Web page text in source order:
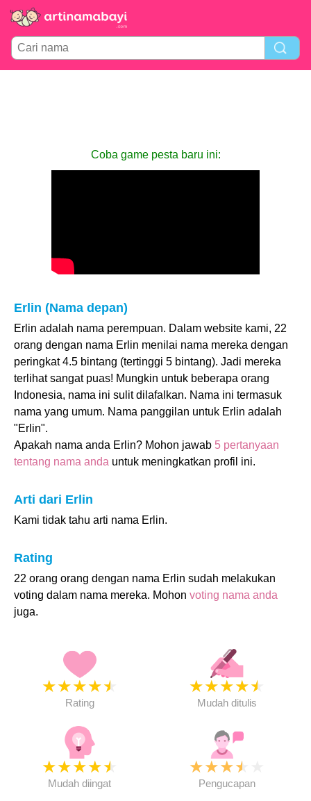
Coba game pesta baru ini:
Erlin (Nama depan)
Erlin adalah nama perempuan. Dalam website kami, 22
orang dengan nama Erlin menilai nama mereka dengan
peringkat 4.5 bintang (tertinggi 5 bintang). Jadi mereka
terlihat sangat puas! Mungkin untuk beberapa orang
Indonesia, nama ini sulit dilafalkan. Nama ini termasuk
nama yang umum. Nama panggilan untuk Erlin adalah
"Erlin".
Apakah nama anda Erlin? Mohon jawab 5 pertanyaan
tentang nama anda untuk meningkatkan profil ini.
Arti dari Erlin
Kami tidak tahu arti nama Erlin.
Rating
22 orang orang dengan nama Erlin sudah melakukan
voting dalam nama mereka. Mohon voting nama anda
juga.
★★★★★
Rating
★★★★★
Mudah ditulis
★★★★★
Mudah diingat
★★★★
Pengucapan